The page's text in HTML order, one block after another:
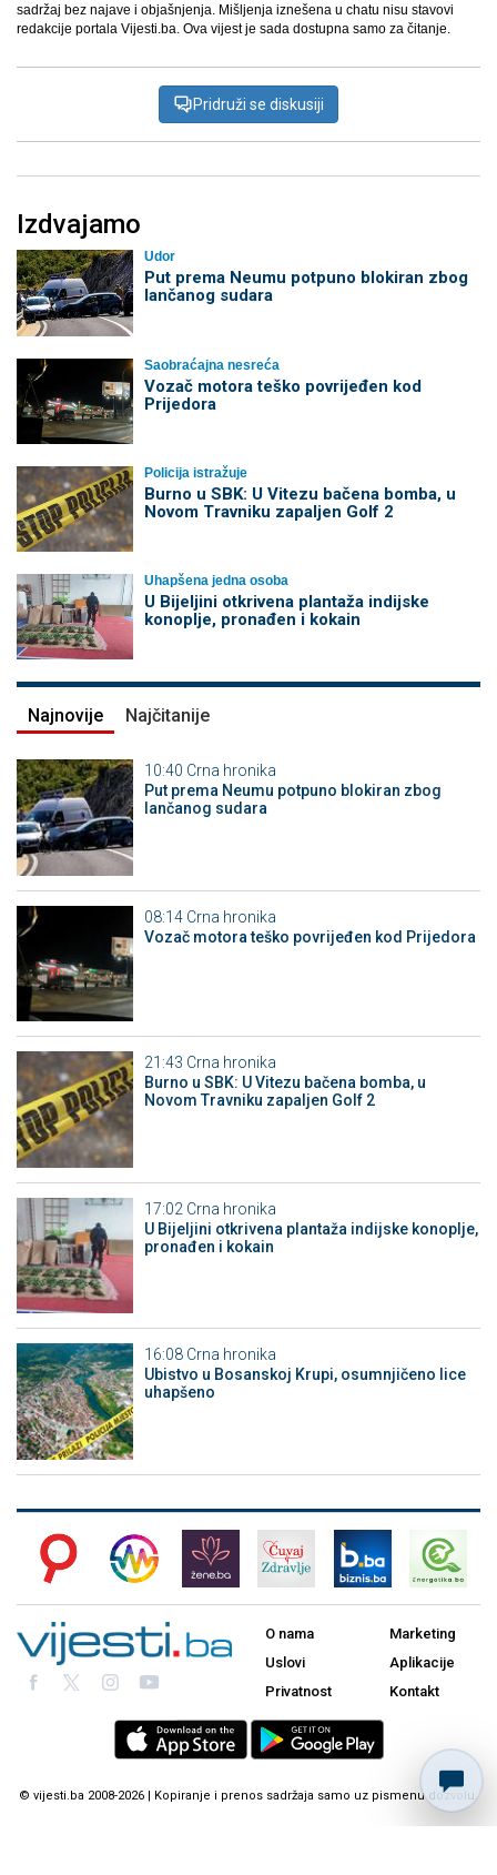
sadržaj bez najave i objašnjenja. Mišljenja iznešena u chatu nisu stavovi
redakcije portala Vijesti.ba. Ova vijest je sada dostupna samo za čitanje.
Pridruži se diskusiji
Izdvajamo
Udor
Put prema Neumu potpuno blokiran zbog
lančanog sudara
Saobraćajna nesreća
Vozač motora teško povrijeđen kod
Prijedora
Policija istražuje
Burno u SBK: U Vitezu bačena bomba, u
Novom Travniku zapaljen Golf 2
Uhapšena jedna osoba
​U Bijeljini otkrivena plantaža indijske
konoplje, pronađen i kokain
Najnovije Najčitanije
10:40 Crna hronika
Put prema Neumu potpuno blokiran zbog
lančanog sudara
08:14 Crna hronika
Vozač motora teško povrijeđen kod Prijedora
21:43 Crna hronika
Burno u SBK: U Vitezu bačena bomba, u
Novom Travniku zapaljen Golf 2
17:02 Crna hronika
​U Bijeljini otkrivena plantaža indijske konoplje,
pronađen i kokain
16:08 Crna hronika
Ubistvo u Bosanskoj Krupi, osumnjičeno lice
uhapšeno
O nama
Uslovi
Privatnost
Marketing
Aplikacije
Kontakt
© vijesti.ba 2008-2026 | Kopiranje i prenos sadržaja samo uz pismenu dozvolu.